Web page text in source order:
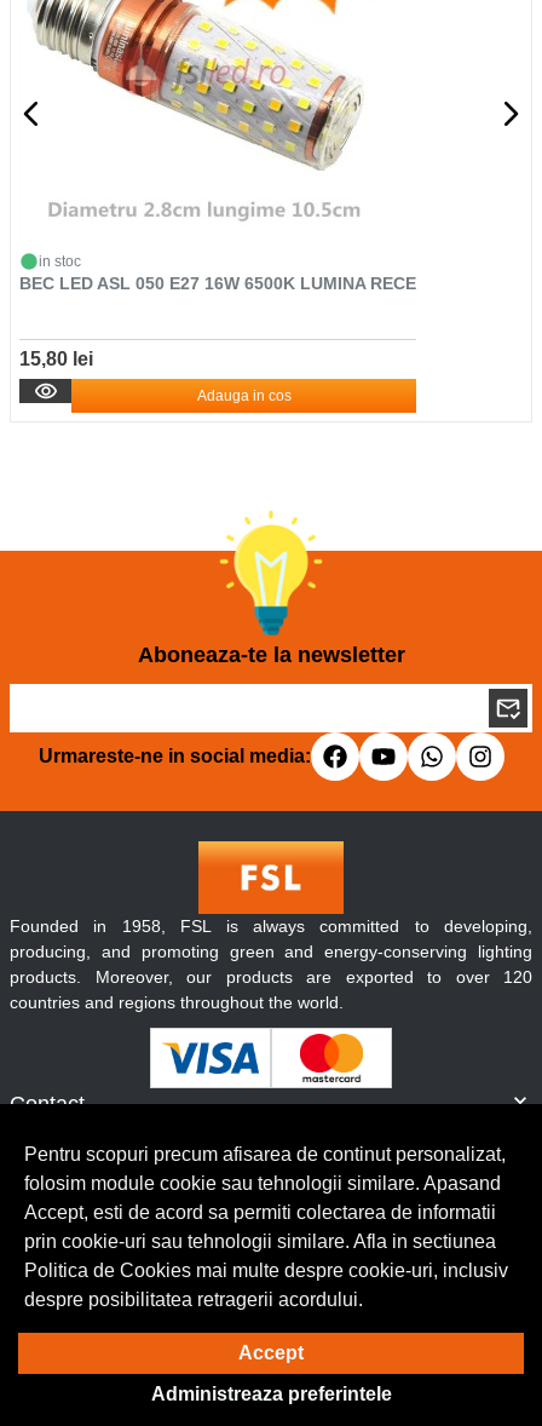
in stoc
BEC LED ASL 050 E27 16W 6500K LUMINA RECE
15,80 lei
Adauga in cos
Aboneaza-te la newsletter
Urmareste-ne in social media:
Contact
Servicii clienti
Founded in 1958, FSL is always committed to developing,
producing, and promoting green and energy-conserving lighting
products. Moreover, our products are exported to over 120
countries and regions throughout the world.
© Copyright 2026 Lumilux. Toate drepturile rezervate.
Solutie eCommercepowered by
BrowserID:
Pentru scopuri precum afisarea de continut personalizat,
folosim module cookie sau tehnologii similare. Apasand
Accept, esti de acord sa permiti colectarea de informatii
prin cookie-uri sau tehnologii similare. Afla in sectiunea
Politica de Cookies mai multe despre cookie-uri, inclusiv
despre posibilitatea retragerii acordului.
Accept
Administreaza preferintele